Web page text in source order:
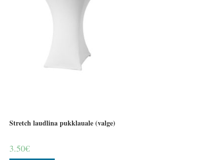
Stretch laudlina pukklauale (valge)
3.50€